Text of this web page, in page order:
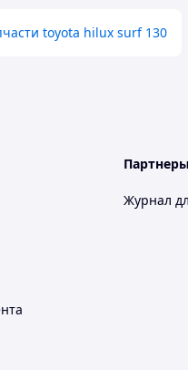
toyota hilux surf 130
Партнеры
Журнал